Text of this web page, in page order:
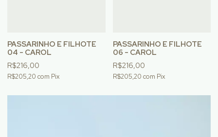
PASSARINHO E FILHOTE
04 - CAROL
R$216,00
R$205,20 com Pix
PASSARINHO E FILHOTE
06 - CAROL
R$216,00
R$205,20 com Pix